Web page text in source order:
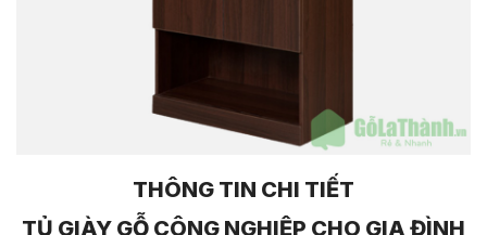
THÔNG TIN CHI TIẾT
TỦ GIÀY GỖ CÔNG NGHIỆP CHO GIA ĐÌNH